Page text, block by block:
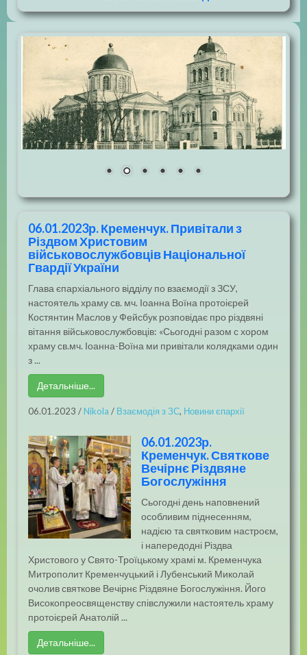
06.01.2023р. Кременчук. Привітали з
Різдвом Христовим
військовослужбовців Національної
Гвардії України
Глава єпархіального відділу по взаємодії з ЗСУ,
настоятель храму св. мч. Іоанна Воїна протоієрей
Костянтин Маслов у Фейсбук розповідає про різдвяні
вітання військовослужбовців: «Сьогодні разом с хором
храму св.мч. Іоанна-Воїна ми привітали колядками один
з ...
Детальніше...
06.01.2023 /Nikola / Взаємодія з ЗС, Новини єпархії
06.01.2023р.
Кременчук. Святкове
Вечірнє Різдвяне
Богослужіння
Сьогодні день наповнений
особливим піднесенням,
надією та святковим настроєм,
і напередодні Різдва
Христового у Свято-Троїцькому храмі м. Кременчука
Митрополит Кременчуцький і Лубенський Миколай
очолив святкове Вечірнє Різдвяне Богослужіння. Його
Високопреосвященству співслужили настоятель храму
протоієрей Анатолій ...
Детальніше...